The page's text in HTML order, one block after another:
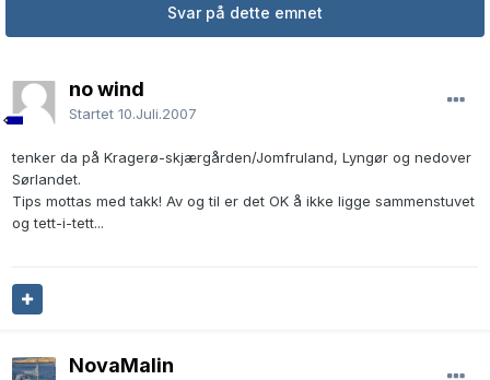
Svar på dette emnet
no wind
Startet 10.Juli.2007
tenker da på Kragerø-skjærgården/Jomfruland, Lyngør og nedover
Sørlandet.
Tips mottas med takk! Av og til er det OK å ikke ligge sammenstuvet
og tett-i-tett...
NovaMalin